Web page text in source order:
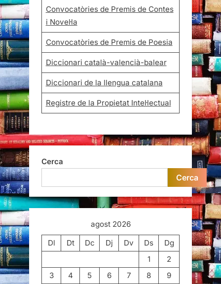
Convocatòries de Premis de Contes
i Novel·la
Convocatòries de Premis de Poesia
Diccionari català-valencià-balear
Diccionari de la llengua catalana
Registre de la Propietat Intel·lectual
Cerca
Cerca
agost 2026
Dl
Dt Dc Dj Dv Ds
Dg
1
2
3
4 5 6 7 8
9